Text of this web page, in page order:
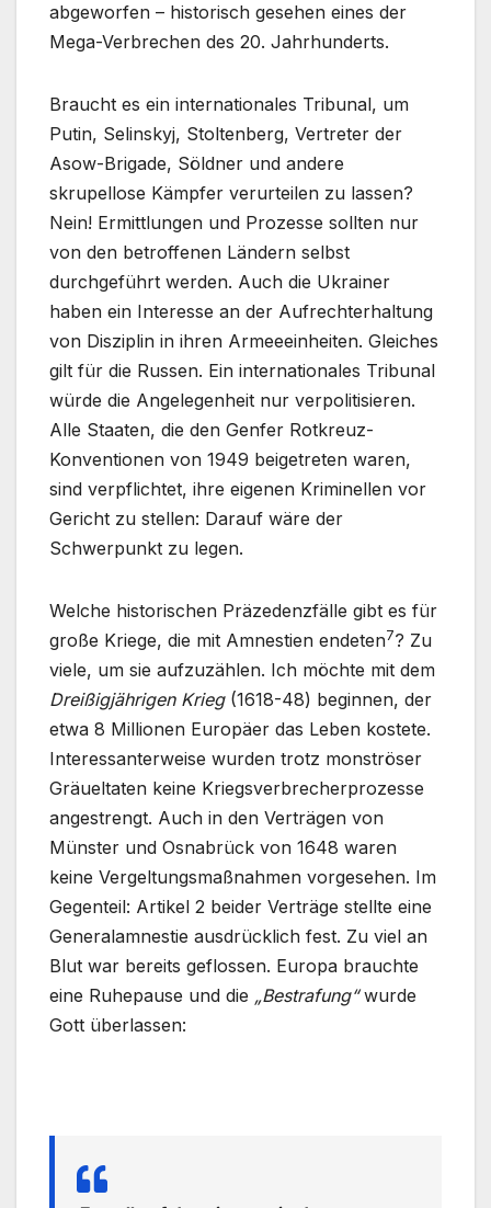
abgeworfen – historisch gesehen eines der
Mega-Verbrechen des 20. Jahrhunderts.
Braucht es ein internationales Tribunal, um
Putin, Selinskyj, Stoltenberg, Vertreter der
Asow-Brigade, Söldner und andere
skrupellose Kämpfer verurteilen zu lassen?
Nein! Ermittlungen und Prozesse sollten nur
von den betroffenen Ländern selbst
durchgeführt werden. Auch die Ukrainer
haben ein Interesse an der Aufrechterhaltung
von Disziplin in ihren Armeeeinheiten. Gleiches
gilt für die Russen. Ein internationales Tribunal
würde die Angelegenheit nur verpolitisieren.
Alle Staaten, die den Genfer Rotkreuz-
Konventionen von 1949 beigetreten waren,
sind verpflichtet, ihre eigenen Kriminellen vor
Gericht zu stellen: Darauf wäre der
Schwerpunkt zu legen.
Welche historischen Präzedenzfälle gibt es für
große Kriege, die mit Amnestien endeten7? Zu
viele, um sie aufzuzählen. Ich möchte mit dem
Dreißigjährigen Krieg(1618-48) beginnen, der
etwa 8 Millionen Europäer das Leben kostete.
Interessanterweise wurden trotz monströser
Gräueltaten keine Kriegsverbrecherprozesse
angestrengt. Auch in den Verträgen von
Münster und Osnabrück von 1648 waren
keine Vergeltungsmaßnahmen vorgesehen. Im
Gegenteil: Artikel 2 beider Verträge stellte eine
Generalamnestie ausdrücklich fest. Zu viel an
Blut war bereits geflossen. Europa brauchte
eine Ruhepause und die „Bestrafung“wurde
Gott überlassen: